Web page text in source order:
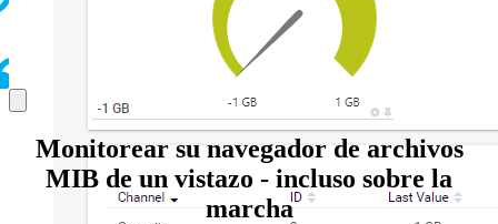
Monitorear su navegador de archivos
MIB de un vistazo - incluso sobre la
marcha